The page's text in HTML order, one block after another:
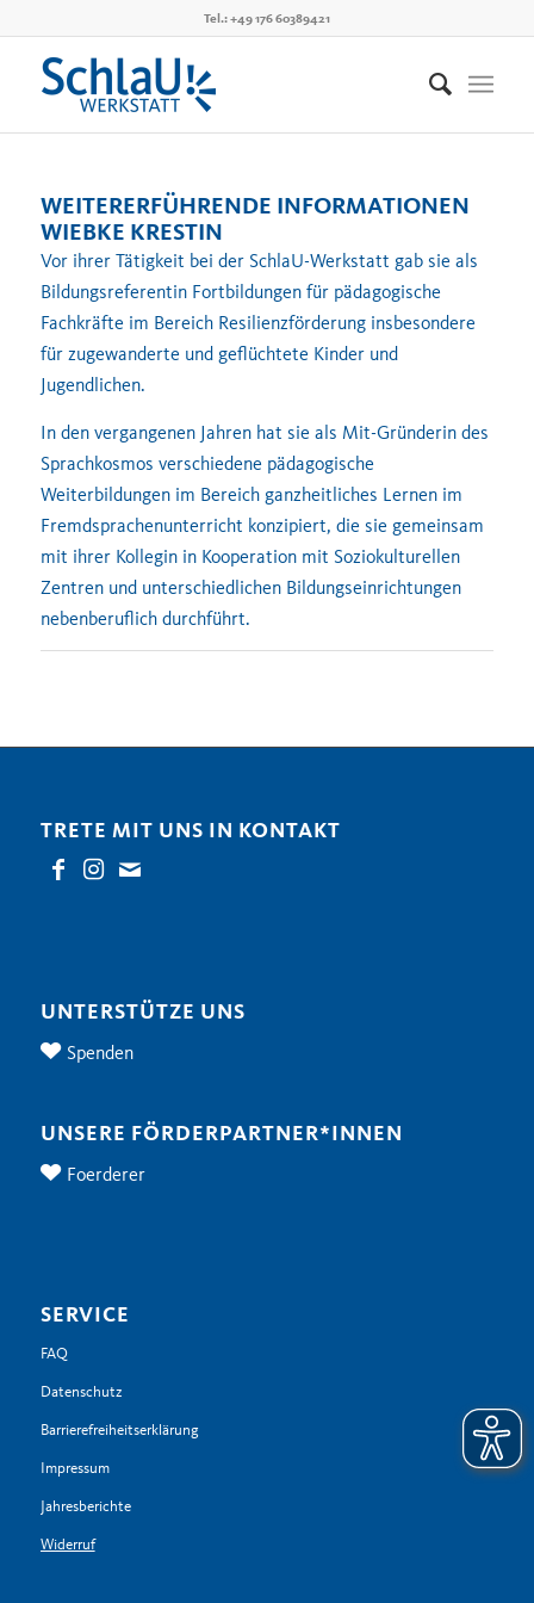
Tel.: +49 176 60389421
WEITERERFÜHRENDE INFORMATIONEN
WIEBKE KRESTIN
Vor ihrer Tätigkeit bei der SchlaU-Werkstatt gab sie als
Bildungsreferentin Fortbildungen für pädagogische
Fachkräfte im Bereich Resilienzförderung insbesondere
für zugewanderte und geflüchtete Kinder und
Jugendlichen.
In den vergangenen Jahren hat sie als Mit-Gründerin des
Sprachkosmos verschiedene pädagogische
Weiterbildungen im Bereich ganzheitliches Lernen im
Fremdsprachenunterricht konzipiert, die sie gemeinsam
mit ihrer Kollegin in Kooperation mit Soziokulturellen
Zentren und unterschiedlichen Bildungseinrichtungen
nebenberuflich durchführt.
TRETE MIT UNS IN KONTAKT
UNTERSTÜTZE UNS
Spenden
UNSERE FÖRDERPARTNER*INNEN
Foerderer
SERVICE
FAQ
Datenschutz
Barrierefreiheitserklärung
Impressum
Jahresberichte
Widerruf